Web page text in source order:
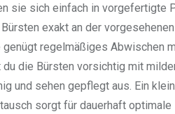
sie sich einfach in vorgefertigte
exakt an der
regelmäßiges Abwischen
die Bürsten vorsichtig mit
und sehen gepflegt aus. Ein
sorgt für dauerhaft